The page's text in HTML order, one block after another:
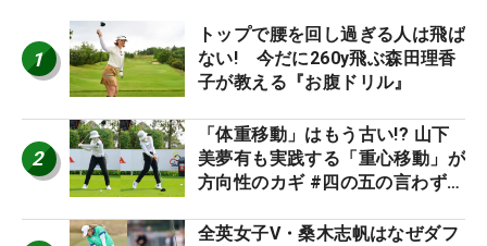
1
トップで腰を回し過ぎる人は飛ば
ない! 今だに260y飛ぶ森田理香
子が教える『お腹ドリル』
2
「体重移動」はもう古い!? 山下
美夢有も実践する「重心移動」が
方向性のカギ #四の五の言わず振
全英女子V・桑木志帆はなぜダフ